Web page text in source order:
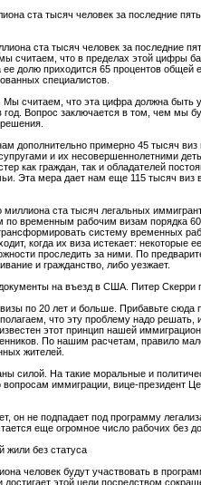
ста тысяч человек за последние
ста тысяч человек за последние
считаем, что в пределах этой цифры
долю приходится 65 процентов общей
специалистов.
Мы считаем, что эта цифра должна быть
год. Вопрос заключается в том, чем мы
дополнительно примерно 45 тысяч виз
и их несовершеннолетними
как граждан, так и обладателей
Эта мера дает нам еще 115 тысяч виз
ста тысяч легальных
по временным рабочим визам порядка
систему временных
когда их виза истекает: некоторые
проследить за ними. По
и гражданство, либо уезжает.
на въезд в США. Питер Скерри
по 20 лет и больше. Прибавьте сюда
что эту проблему надо решать,
этот принцип нашей
По нашим расчетам, правило
жителей.
силой. На такие моральные и
иммиграции, вице-президент
он не подпадает под программу
еще огромное число рабочих без
жили без статуса
человек будут участвовать в
этой цели посредством